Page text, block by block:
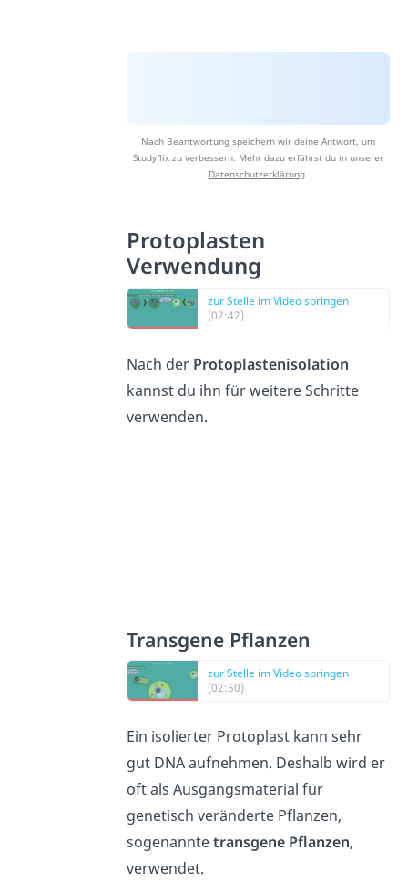
Nach Beantwortung speichern wir deine Antwort, um
Studyflix zu verbessern. Mehr dazu erfährst du in unserer
Datenschutzerklärung.
Protoplasten
Verwendung
zur Stelle im Video springen
(02:42)
Nach der Protoplastenisolation
kannst du ihn für weitere Schritte
verwenden.
Transgene Pflanzen
zur Stelle im Video springen
(02:50)
Ein isolierter Protoplast kann sehr
gut DNA aufnehmen. Deshalb wird er
oft als Ausgangsmaterial für
genetisch veränderte Pflanzen,
sogenanntetransgene Pflanzen,
verwendet.